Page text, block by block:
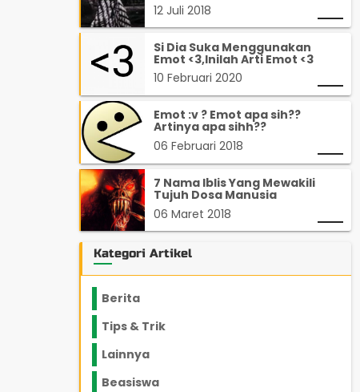
12 Juli 2018
Si Dia Suka Menggunakan
Emot <3,Inilah Arti Emot <3
10 Februari 2020
Emot :v ? Emot apa sih??
Artinya apa sihh??
06 Februari 2018
7 Nama Iblis Yang Mewakili
Tujuh Dosa Manusia
06 Maret 2018
Kategori Artikel
Berita
Tips & Trik
Lainnya
Beasiswa